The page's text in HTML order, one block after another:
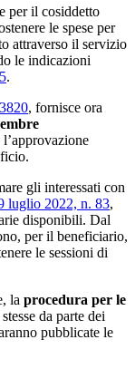
per il cosiddetto
le spese per
attraverso il servizio
le indicazioni
.
, fornisce ora
gli interessati con
luglio 2022, n. 83,
disponibili. Dal
per il beneficiario,
le sessioni di
la procedura per le
da parte dei
pubblicate le